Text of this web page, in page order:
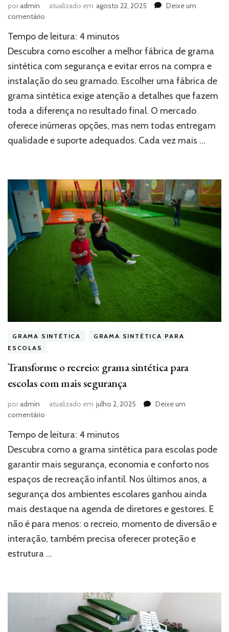
poradmin atualizado em agosto 22, 2025
Deixe um
comentário
escolher
uma
de
grama
sintética
sem
erro
Tempo de leitura: 4 minutos
Descubra como escolher a melhor fábrica de grama
sintética com segurança e evitar erros na compra e
instalação do seu gramado. Escolher uma fábrica de
grama sintética exige atenção a detalhes que fazem
toda a diferença no resultado final. O mercado
oferece inúmeras opções, mas nem todas entregam
qualidade e suporte adequados. Cada vez mais …
GRAMA SINTÉTICA
GRAMA SINTÉTICA PARA
ESCOLAS
Transforme o recreio: grama sintética para
escolas com mais segurança
poradmin atualizado em julho 2, 2025
Deixe um
comentário
o
recreio:
sintética
para
escolas
com
mais
segurança
Tempo de leitura: 4 minutos
Descubra como a grama sintética para escolas pode
garantir mais segurança, economia e conforto nos
espaços de recreação infantil. Nos últimos anos, a
segurança dos ambientes escolares ganhou ainda
mais destaque na agenda de diretores e gestores. E
não é para menos: o recreio, momento de diversão e
interação, também precisa oferecer proteção e
estrutura …